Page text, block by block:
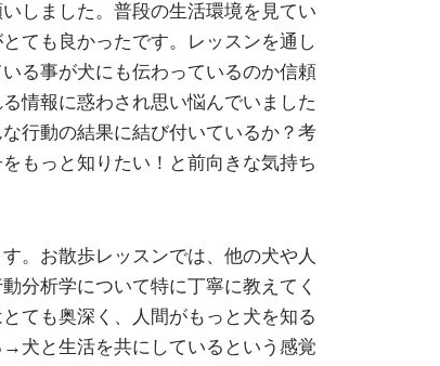
しました。普段の生活環境を見てい
ても良かったです。レッスンを通し
る事が犬にも伝わっているのか信頼
情報に惑わされ思い悩んでいました
行動の結果に結び付いているか？考
もっと知りたい！と前向きな気持ち
。お散歩レッスンでは、他の犬や人
分析学について特に丁寧に教えてく
ても奥深く、人間がもっと犬を知る
犬と生活を共にしているという感覚